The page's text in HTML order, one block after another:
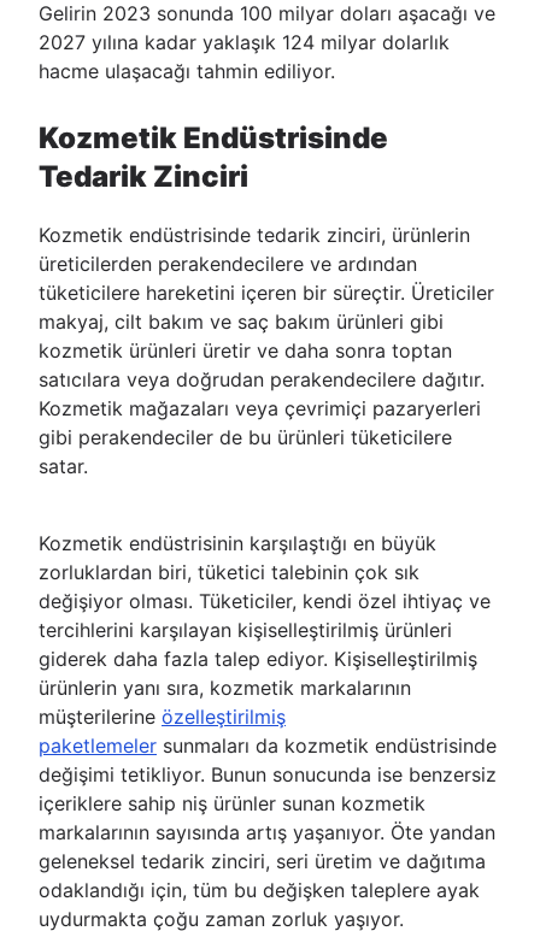
Gelirin 2023 sonunda 100 milyar doları aşacağı ve
2027 yılına kadar yaklaşık 124 milyar dolarlık
hacme ulaşacağı tahmin ediliyor.
Kozmetik Endüstrisinde
Tedarik Zinciri
Kozmetik endüstrisinde tedarik zinciri, ürünlerin
üreticilerden perakendecilere ve ardından
tüketicilere hareketini içeren bir süreçtir. Üreticiler
makyaj, cilt bakım ve saç bakım ürünleri gibi
kozmetik ürünleri üretir ve daha sonra toptan
satıcılara veya doğrudan perakendecilere dağıtır.
Kozmetik mağazaları veya çevrimiçi pazaryerleri
gibi perakendeciler de bu ürünleri tüketicilere
satar.
Kozmetik endüstrisinin karşılaştığı en büyük
zorluklardan biri, tüketici talebinin çok sık
değişiyor olması. Tüketiciler, kendi özel ihtiyaç ve
tercihlerini karşılayan kişiselleştirilmiş ürünleri
giderek daha fazla talep ediyor. Kişiselleştirilmiş
ürünlerin yanı sıra, kozmetik markalarının
müşterilerine özelleştirilmiş
paketlemeler sunmaları da kozmetik endüstrisinde
değişimi tetikliyor. Bunun sonucunda ise benzersiz
içeriklere sahip niş ürünler sunan kozmetik
markalarının sayısında artış yaşanıyor. Öte yandan
geleneksel tedarik zinciri, seri üretim ve dağıtıma
odaklandığı için, tüm bu değişken taleplere ayak
uydurmakta çoğu zaman zorluk yaşıyor.